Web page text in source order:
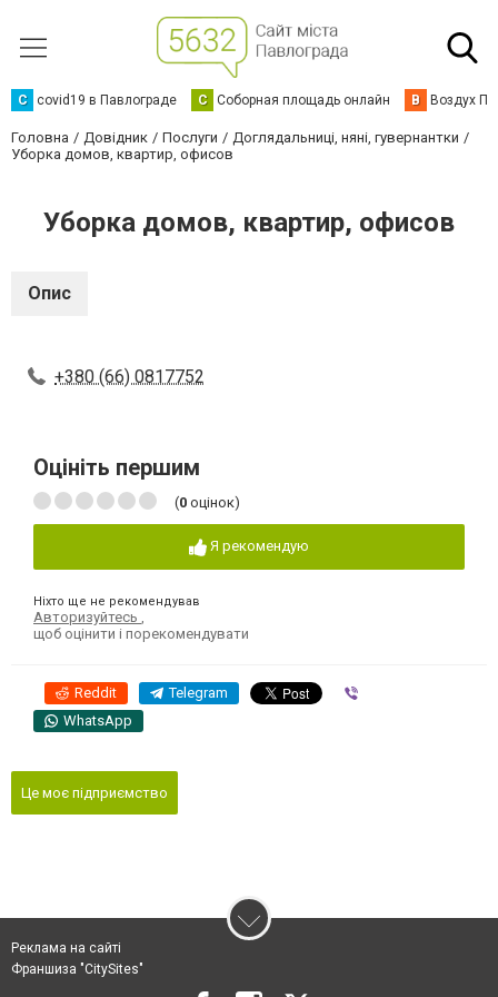
C covid19 в Павлограде С Соборная площадь онлайн В Воздух
Головна Довідник Послуги
Доглядальниці, няні, гувернантки
Уборка домов, квартир, офисов
Уборка домов, квартир, офисов
Опис
+380 (66) 0817752
Оцініть першим
(0 оцінок)
Я рекомендую
Ніхто ще не рекомендував
Авторизуйтесь
щоб оцінити і порекомендувати
Reddit Telegram
WhatsApp
Це моє підприємство
Реклама на сайті
Франшиза "CitySites"